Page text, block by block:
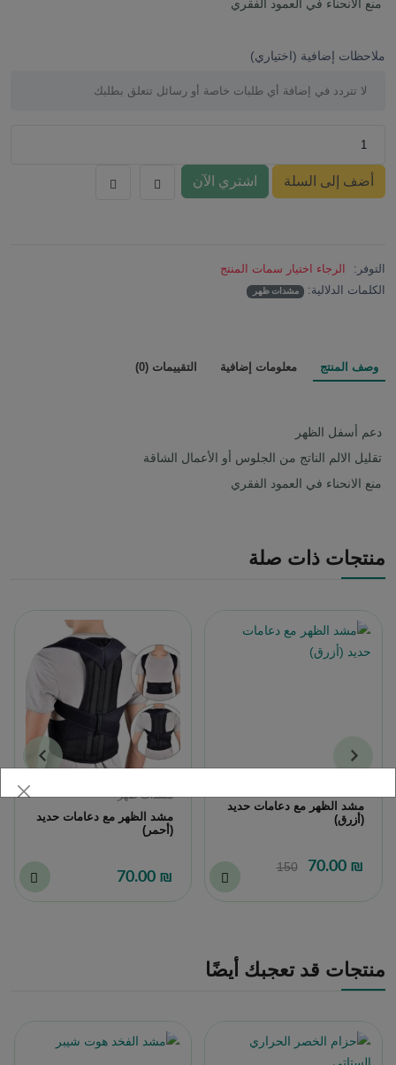
منع الانحناء في العمود الفقري
ملاحظات إضافية (اختياري)
أضف إلى السلة اشتري الآن
التوفر:
الرجاء اختيار سمات المنتج
الكلمات الدلالية:
مشدات ظهر
وصف المنتج معلومات إضافية التقييمات (0)
دعم أسفل الظهر
تقليل الالم الناتج من الجلوس أو الأعمال الشاقة
منع الانحناء في العمود الفقري
منتجات ذات صلة
مشد الظهر مع دعامات حديد
(أزرق)
₪ 70.00
150
مشدات ظهر
مشد الظهر مع دعامات حديد
(أحمر)
₪ 70.00
منتجات قد تعجبك أيضًا